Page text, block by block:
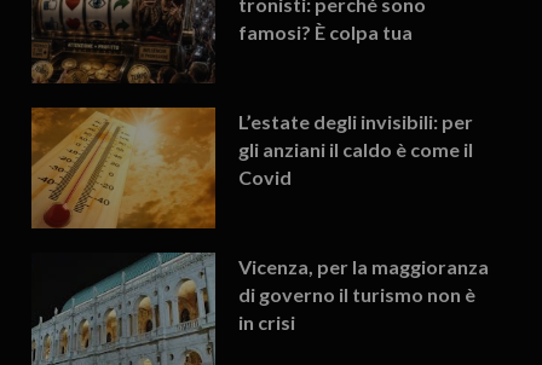
famosi? È colpa tua
L’estate degli invisibili: per
gli anziani il caldo è come il
Covid
Vicenza, per la maggioranza
di governo il turismo non è
in crisi